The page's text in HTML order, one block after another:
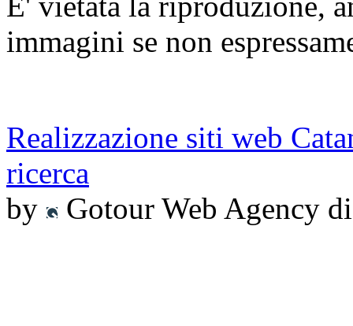
immagini se non
Realizzazione siti web
ricerca
by
Gotour Web Agency